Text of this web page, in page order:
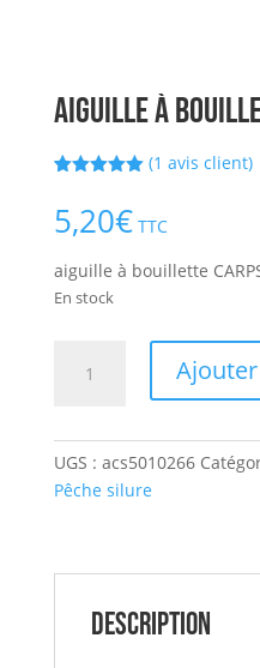
aiguille à
basé sur
notation
(1 avis client)
5,20€ TTC
aiguille à bouillette
En stock
à
bouillette
CARPSPIRIT
UGS : acs5010266
Pêche silure
Description